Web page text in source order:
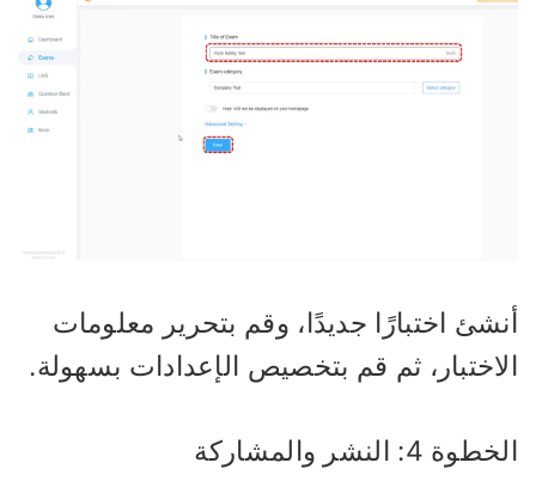
اختبارًا جديدًا، وقم بتحرير معلومات
ثم قم بتخصيص الإعدادات بسهولة.
4: النشر والمشاركة